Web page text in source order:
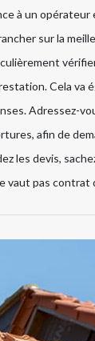
à un opérateur
sur la
Cela va
Adressez-
afin de
les devis,
vaut pas contrat